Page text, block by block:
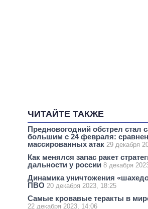
ЧИТАЙТЕ ТАКЖЕ
Предновогодний обстрел стал
большим с 24 февраля:
массированных атак 29 декабря
Как менялся запас ракет
дальности у россии 8 декабря
Динамика уничтожения
ПВО 20 декабря 2023, 18:25
Самые кровавые теракты в
22 декабря 2023, 14:06